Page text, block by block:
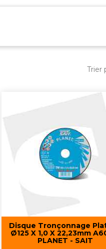
Trier
Disque Tronçonnage
Ø125 X 1,0 X 22,23mm
PLANET - SAIT